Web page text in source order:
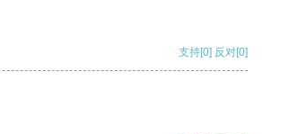
支持[0] 反对[0]